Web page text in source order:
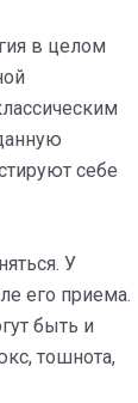
в целом
себе
У
его приема.
быть и
тошнота,